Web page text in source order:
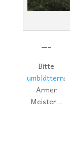
—-
Bitte
umblättern:
Armer
Meister…